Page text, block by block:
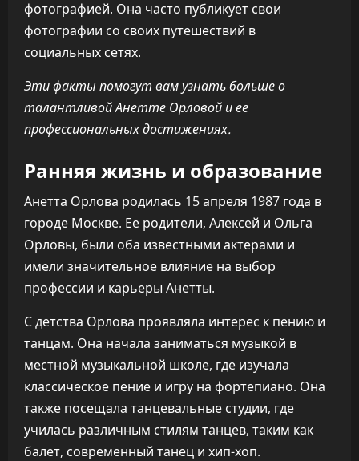
фотографией. Она часто публикует свои
фотографии со своих путешествий в
социальных сетях.
Эти факты помогут вам узнать больше о
талантливой Анетте Орловой и ее
профессиональных достижениях.
Ранняя жизнь и образование
Анетта Орлова родилась 15 апреля 1987 года в
городе Москве. Ее родители, Алексей и Ольга
Орловы, были оба известными актерами и
имели значительное влияние на выбор
профессии и карьеры Анетты.
С детства Орлова проявляла интерес к пению и
танцам. Она начала заниматься музыкой в
местной музыкальной школе, где изучала
классическое пение и игру на фортепиано. Она
также посещала танцевальные студии, где
училась различным стилям танцев, таким как
балет, современный танец и хип-хоп.